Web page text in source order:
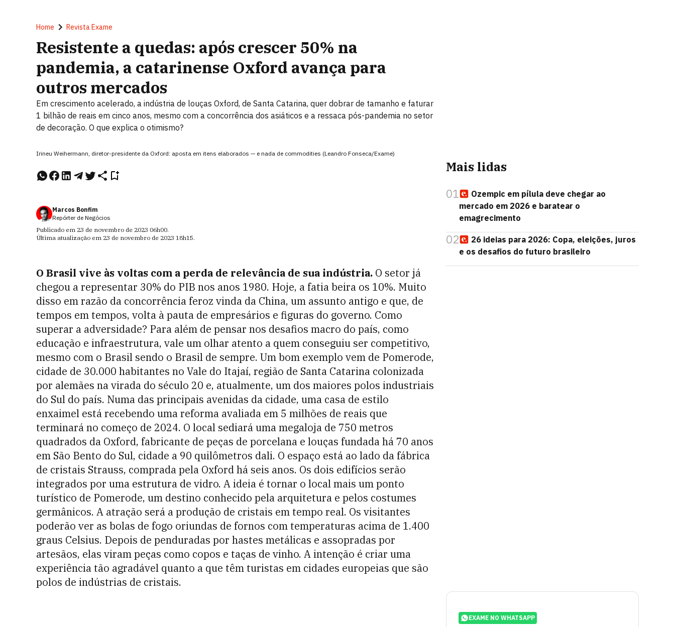
Home Revista Exame
Resistente a quedas: após crescer 50% na
pandemia, a catarinense Oxford avança para
outros mercados
Em crescimento acelerado, a indústria de louças Oxford, de Santa Catarina, quer dobrar de tamanho e faturar
1 bilhão de reais em cinco anos, mesmo com a concorrência dos asiáticos e a ressaca pós-pandemia no setor
de decoração. O que explica o otimismo?
Irineu Weihermann, diretor-presidente da Oxford: aposta em itens elaborados — e nada de commodities (Leandro Fonseca/Exame)
Marcos Bonfim
Repórter de Negócios
Publicado em 23 de novembro de 2023 06h00.
Última atualização em 23 de novembro de 2023 18h15.
O Brasil vive às voltas com a perda de relevância de sua indústria. O setor já
chegou a representar 30% do PIB nos anos 1980. Hoje, a fatia beira os 10%. Muito
disso em razão da concorrência feroz vinda da China, um assunto antigo e que, de
tempos em tempos, volta à pauta de empresários e figuras do governo. Como
superar a adversidade? Para além de pensar nos desafios macro do país, como
educação e infraestrutura, vale um olhar atento a quem conseguiu ser competitivo,
mesmo com o Brasil sendo o Brasil de sempre. Um bom exemplo vem de Pomerode,
cidade de 30.000 habitantes no Vale do Itajaí, região de Santa Catarina colonizada
por alemães na virada do século 20 e, atualmente, um dos maiores polos industriais
do Sul do país. Numa das principais avenidas da cidade, uma casa de estilo
enxaimel está recebendo uma reforma avaliada em 5 milhões de reais que
terminará no começo de 2024. O local sediará uma megaloja de 750 metros
quadrados da Oxford, fabricante de peças de porcelana e louças fundada há 70 anos
em São Bento do Sul, cidade a 90 quilômetros dali. O espaço está ao lado da fábrica
de cristais Strauss, comprada pela Oxford há seis anos. Os dois edifícios serão
integrados por uma estrutura de vidro. A ideia é tornar o local mais um ponto
turístico de Pomerode, um destino conhecido pela arquitetura e pelos costumes
germânicos. A atração será a produção de cristais em tempo real. Os visitantes
poderão ver as bolas de fogo oriundas de fornos com temperaturas acima de 1.400
graus Celsius. Depois de penduradas por hastes metálicas e assopradas por
artesãos, elas viram peças como copos e taças de vinho. A intenção é criar uma
experiência tão agradável quanto a que têm turistas em cidades europeias que são
polos de indústrias de cristais.
Mais lidas
01
Ozempic em pílula deve chegar ao
mercado em 2026 e baratear o
emagrecimento
02
26 ideias para 2026: Copa, eleições, juros
e os desafios do futuro brasileiro
EXAME NO WHATSAPP